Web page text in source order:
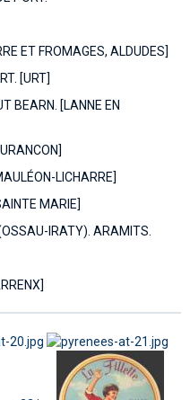
ET FROMAGES, ALDUDES]
[URT]
BEARN. [LANNE EN
LICHARRE]
MARIE]
IRATY). ARAMITS.